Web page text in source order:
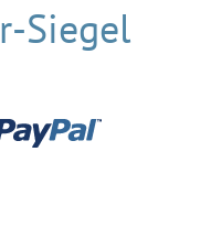
Siegel